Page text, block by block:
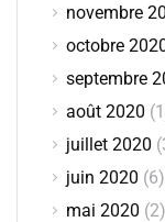
novembre
octobre
septembre
août 2020
juillet 2020
juin 2020 (6)
mai 2020 (2)